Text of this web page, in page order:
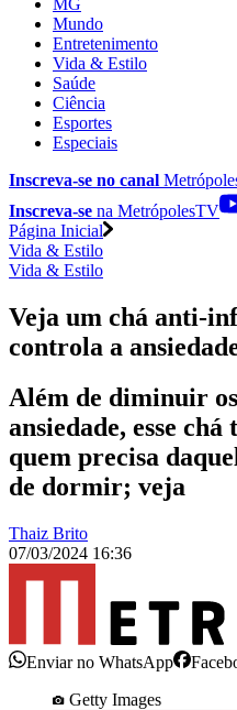
Mundo
Entretenimento
Vida & Estilo
Saúde
Ciência
Esportes
Especiais
Inscreva-se no canal
Inscreva-se na MetrópolesTV
Página Inicial
Vida & Estilo
Vida & Estilo
Veja um chá anti-
controla a
Além de diminuir
ansiedade, esse
quem precisa
de dormir; veja
Thaiz Brito
07/03/2024 16:36
Enviar no WhatsApp
Getty Images